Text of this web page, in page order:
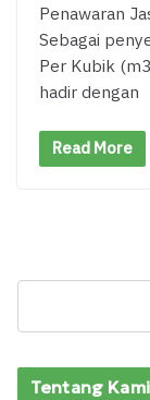
Penawaran
Sebagai
Per Kubik
hadir dengan
Read More
Tentang Kami